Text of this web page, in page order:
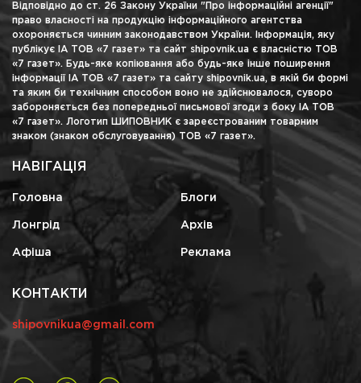
Відповідно до ст. 26 Закону України "Про інформаційні агенції"
право власності на продукцію інформаційного агентства
охороняється чинним законодавством України. Інформація, яку
публікує ІА ТОВ «7 газет» та сайт shipovnik.ua є власністю ТОВ
«7 газет». Будь-яке копіювання або будь-яке інше поширення
інформації ІА ТОВ «7 газет» та сайту shipovnik.ua, в якій би формі
та яким би технічним способом воно не здійснювалося, суворо
забороняється без попередньої письмової згоди з боку ІА ТОВ
«7 газет». Логотип ШИПОВНИК є зареєстрованим товарним
знаком (знаком обслуговування) ТОВ «7 газет».
НАВІГАЦІЯ
Головна Блоги
Лонгрід Архів
Афіша Реклама
КОНТАКТИ
shipovnikua@gmail.com